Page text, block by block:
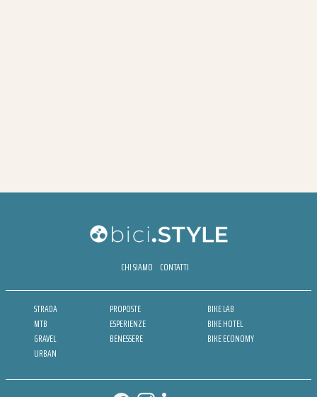
CHI SIAMO CONTATTI
STRADA
MTB
GRAVEL
URBAN
PROPOSTE
ESPERIENZE
BENESSERE
BIKE LAB
BIKE HOTEL
BIKE ECONOMY